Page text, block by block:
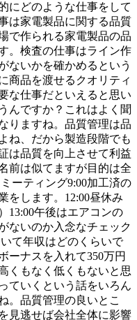
にどのような仕事をして
は家電製品に関する品質
で作られる家電製品の品
。検査の仕事はライン作
ないかを確かめるという
商品を渡せるクオリティ
な仕事だといえると思い
んですか？これはよく聞
りますね。品質管理は品
ね、だから製造段階でも
は品質を向上させて利益
前は似てますが目的は全
ーティング9:00加工済の
をします。12:00昼休み
13:00午後はエアコンの
ないのか入念なチェック
て年収はどのくらいで
ーナスを入れて350万円
くもなく低くもないと思
ていくという話をいろん
。品質管理の良いとこ
見逃せば会社全体に影響